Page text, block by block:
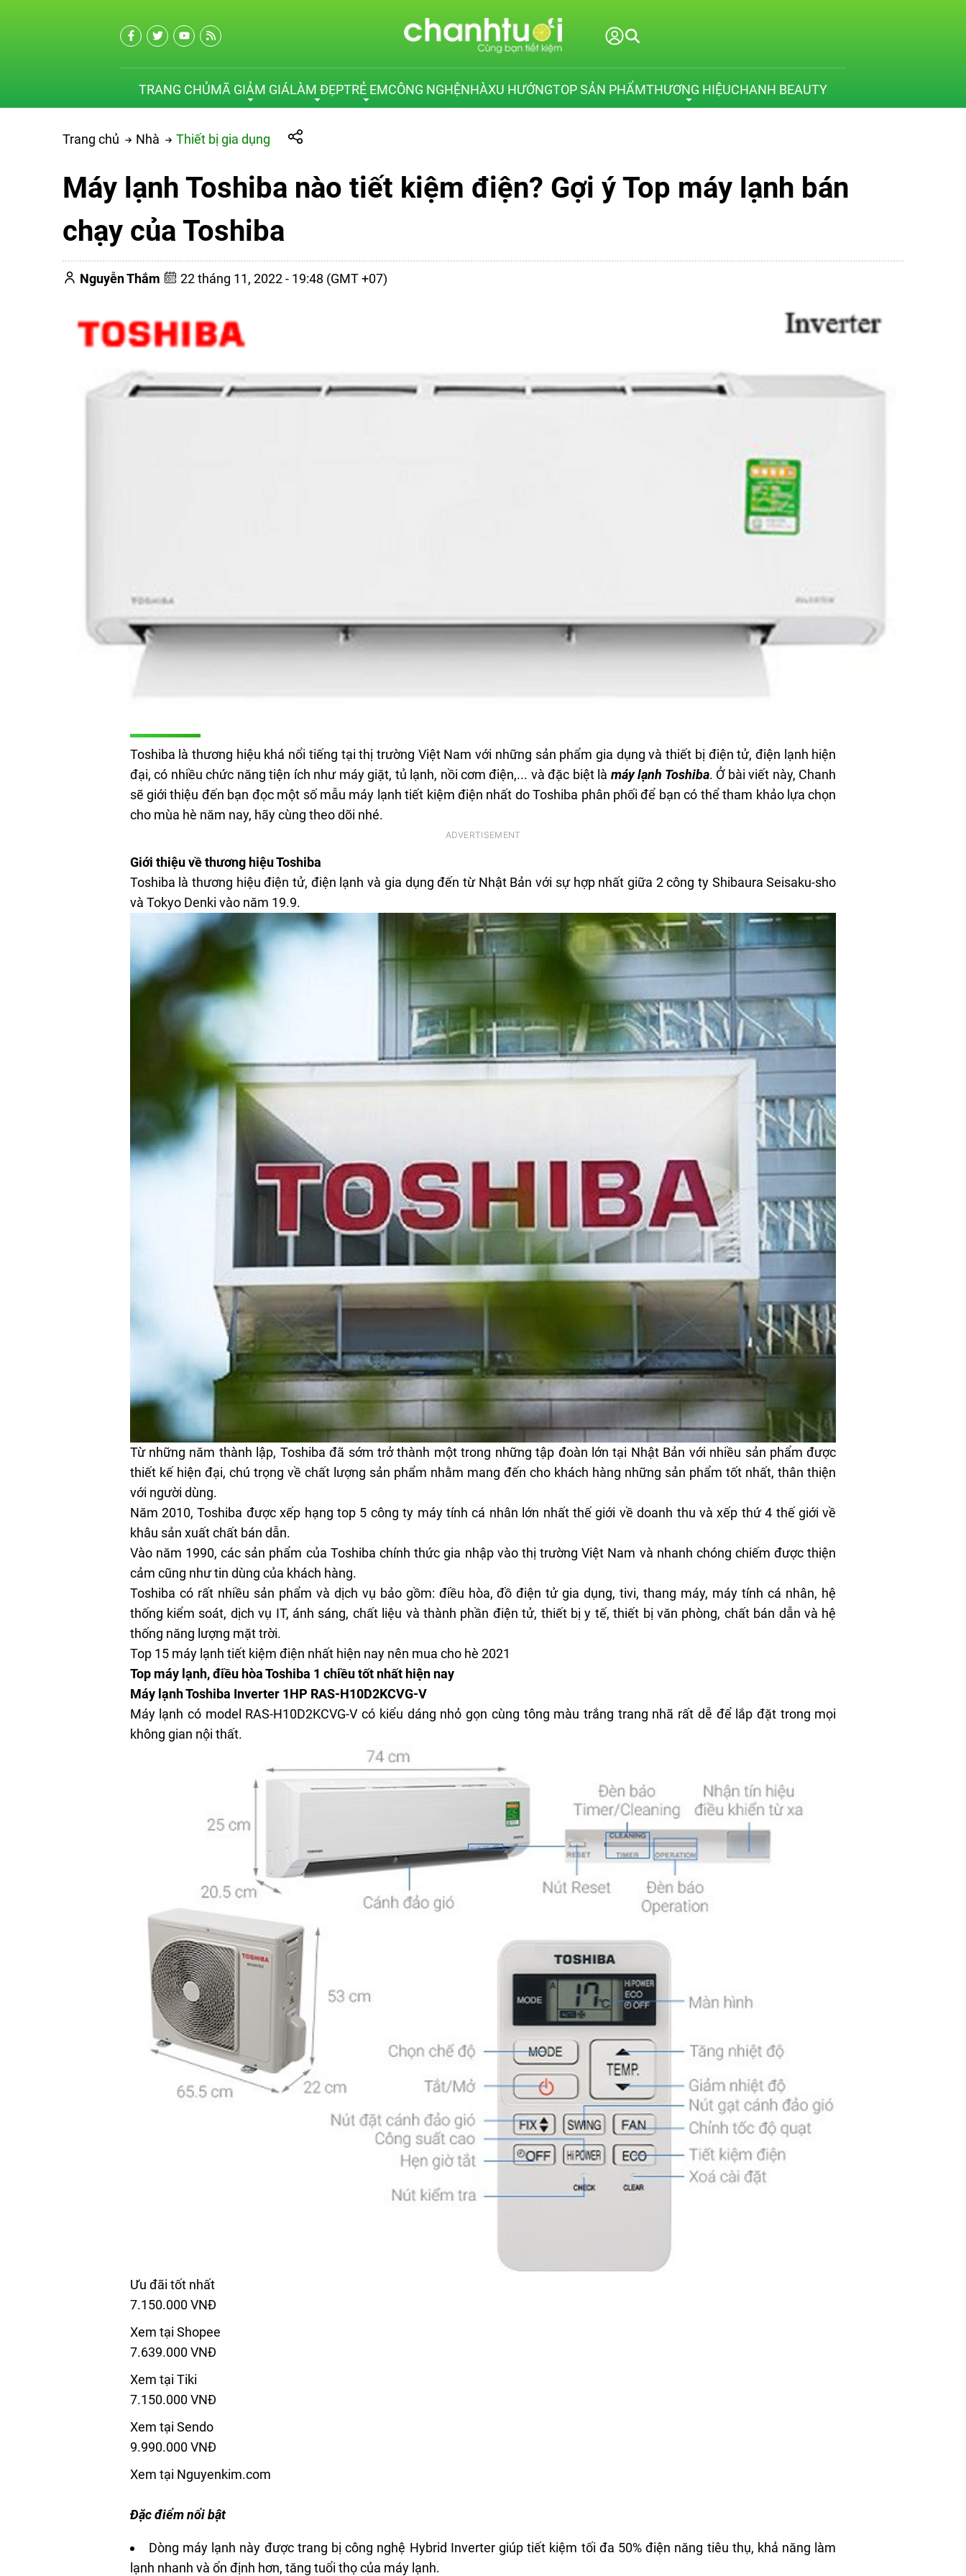
TRANG CHỦMÃ GIẢM GIÁLÀM ĐẸPTRẺ EMCÔNG NGHỆNHÀXU HƯỚNGTOP SẢN PHẨMTHƯƠNG HIỆUCHANH BEAUTY
Trang chủ Nhà Thiết bị gia dụng
Máy lạnh Toshiba nào tiết kiệm điện? Gợi ý Top máy lạnh bán
chạy của Toshiba
Nguyễn Thắm 22 tháng 11, 2022 - 19:48 (GMT +07)
Toshiba là thương hiệu khá nổi tiếng tại thị trường Việt Nam với những sản phẩm gia dụng và thiết bị điện tử, điện lạnh hiện
đại, có nhiều chức năng tiện ích như máy giặt, tủ lạnh, nồi cơm điện,... và đặc biệt là máy lạnh Toshiba. Ở bài viết này, Chanh
sẽ giới thiệu đến bạn đọc một số mẫu máy lạnh tiết kiệm điện nhất do Toshiba phân phối để bạn có thể tham khảo lựa chọn
cho mùa hè năm nay, hãy cùng theo dõi nhé.
Giới thiệu về thương hiệu Toshiba
Toshiba là thương hiệu điện tử, điện lạnh và gia dụng đến từ Nhật Bản với sự hợp nhất giữa 2 công ty Shibaura Seisaku-sho
và Tokyo Denki vào năm 19.9.
Từ những năm thành lập, Toshiba đã sớm trở thành một trong những tập đoàn lớn tại Nhật Bản với nhiều sản phẩm được
thiết kế hiện đại, chú trọng về chất lượng sản phẩm nhằm mang đến cho khách hàng những sản phẩm tốt nhất, thân thiện
với người dùng.
Năm 2010, Toshiba được xếp hạng top 5 công ty máy tính cá nhân lớn nhất thế giới về doanh thu và xếp thứ 4 thế giới về
khâu sản xuất chất bán dẫn.
Vào năm 1990, các sản phẩm của Toshiba chính thức gia nhập vào thị trường Việt Nam và nhanh chóng chiếm được thiện
cảm cũng như tin dùng của khách hàng.
Toshiba có rất nhiều sản phẩm và dịch vụ bảo gồm: điều hòa, đồ điện tử gia dụng, tivi, thang máy, máy tính cá nhân, hệ
thống kiểm soát, dịch vụ IT, ánh sáng, chất liệu và thành phần điện tử, thiết bị y tế, thiết bị văn phòng, chất bán dẫn và hệ
thống năng lượng mặt trời.
Top 15 máy lạnh tiết kiệm điện nhất hiện nay nên mua cho hè 2021
Top máy lạnh, điều hòa Toshiba 1 chiều tốt nhất hiện nay
Máy lạnh Toshiba Inverter 1HP RAS-H10D2KCVG-V
Máy lạnh có model RAS-H10D2KCVG-V có kiểu dáng nhỏ gọn cùng tông màu trắng trang nhã rất dễ để lắp đặt trong mọi
không gian nội thất.
Ưu đãi tốt nhất
7.150.000 VNĐ
Xem tại Shopee
7.639.000 VNĐ
Xem tại Tiki
7.150.000 VNĐ
Xem tại Sendo
9.990.000 VNĐ
Xem tại Nguyenkim.com
Đặc điểm nổi bật
Dòng máy lạnh này được trang bị công nghệ Hybrid Inverter giúp tiết kiệm tối đa 50% điện năng tiêu thụ, khả năng làm
lạnh nhanh và ổn định hơn, tăng tuổi thọ của máy lạnh.